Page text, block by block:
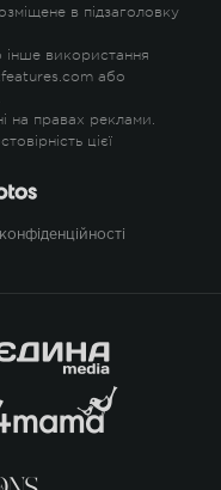
в підзаголовку
інше використання
або
на правах реклами.
цієї